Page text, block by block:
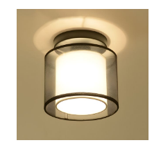
Disque Plat L 110 V-120 V